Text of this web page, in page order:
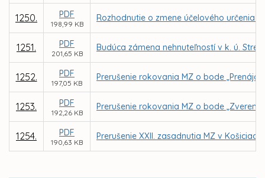
1250. PDF
198,99 KB
Rozhodnutie o zmene účelového určenia
1251. PDF
201,65 KB
Budúca zámena nehnuteľností v k. ú.
1252. PDF
197,05 KB
Prerušenie rokovania MZ o bode
1253. PDF
192,26 KB
Prerušenie rokovania MZ o bode
1254. PDF
190,63 KB
Prerušenie XXII. zasadnutia MZ v Košiciach